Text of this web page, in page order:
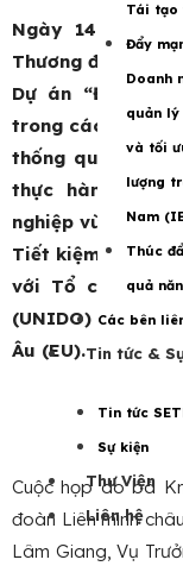
Tái tạo
Đẩy
Doanh
quản lý
và tối
lượng
Nam
Thúc
quả
Các bên
Tin tức &
Tin tức
Sự kiện
Thư Viện
Liên hệ
Ngày 14 tháng
Thương đã diễn
Dự án “Đẩy
trong các doanh
thống quản lý
thực hành tiết
nghiệp vừa và
Tiết kiệm năng
với Tổ chức
(UNIDO) thực
Âu (EU).
Cuộc họp do bà
đoàn Liên minh
Lâm Giang, Vụ